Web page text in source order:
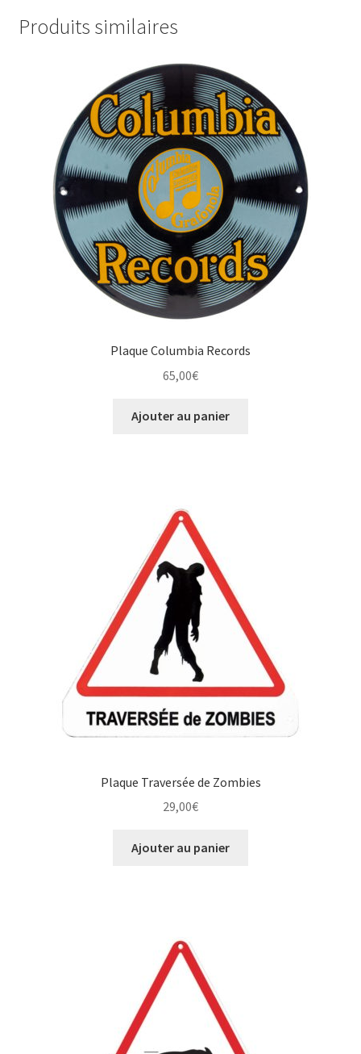
Produits similaires
Plaque Columbia Records
65,00€
Ajouter au panier
Plaque Traversée de Zombies
29,00€
Ajouter au panier